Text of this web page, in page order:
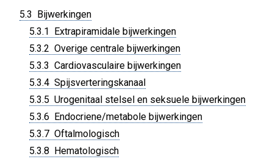
5.3 Bijwerkingen
5.3.1 Extrapiramidale bijwerkingen
5.3.2 Overige centrale bijwerkingen
5.3.3 Cardiovasculaire bijwerkingen
5.3.4 Spijsverteringskanaal
5.3.5 Urogenitaal stelsel en seksuele bijwerkingen
5.3.6 Endocriene/metabole bijwerkingen
5.3.7 Oftalmologisch
5.3.8 Hematologisch